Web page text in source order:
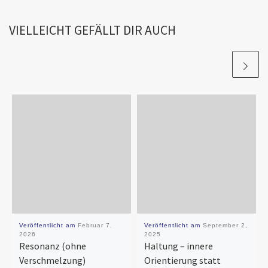
VIELLEICHT GEFÄLLT DIR AUCH
Veröffentlicht am Februar 7,
2026
Resonanz (ohne
Verschmelzung)
Veröffentlicht am September 2,
2025
Haltung – innere
Orientierung statt